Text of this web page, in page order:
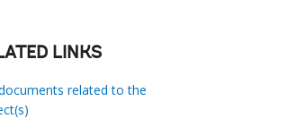
LINKS
related to the